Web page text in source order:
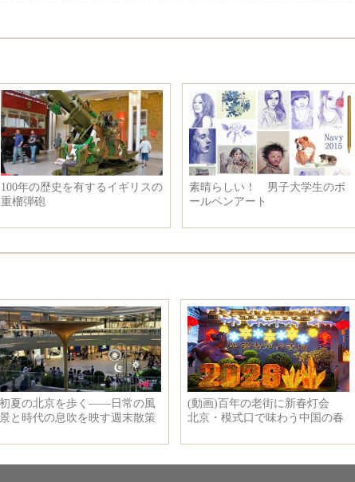
100年の歴史を有するイギリスの
重榴弾砲
素晴らしい！ 男子大学生のボ
ールペンアート